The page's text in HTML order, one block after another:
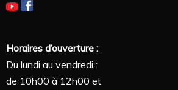
Horaires d’ouverture :
Du lundi au vendredi :
de 10h00 à 12h00 et